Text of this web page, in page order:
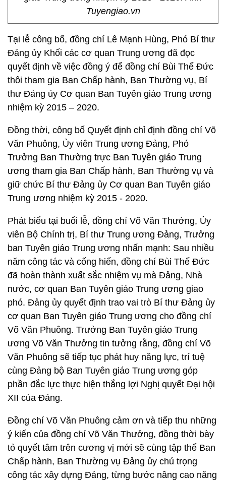
Tuyengiao.vn
Tại lễ công bố, đồng chí Lê Mạnh Hùng, Phó Bí thư
Đảng ủy Khối các cơ quan Trung ương đã đọc
quyết định về việc đồng ý để đồng chí Bùi Thế Đức
thôi tham gia Ban Chấp hành, Ban Thường vụ, Bí
thư Đảng ủy Cơ quan Ban Tuyên giáo Trung ương
nhiệm kỳ 2015 – 2020.
Đồng thời, công bố Quyết định chỉ định đồng chí Võ
Văn Phuông, Ủy viên Trung ương Đảng, Phó
Trưởng Ban Thường trực Ban Tuyên giáo Trung
ương tham gia Ban Chấp hành, Ban Thường vụ và
giữ chức Bí thư Đảng ủy Cơ quan Ban Tuyên giáo
Trung ương nhiệm kỳ 2015 - 2020.
Phát biểu tại buổi lễ, đồng chí Võ Văn Thưởng, Ủy
viên Bộ Chính trị, Bí thư Trung ương Đảng, Trưởng
ban Tuyên giáo Trung ương nhấn mạnh: Sau nhiều
năm công tác và cống hiến, đồng chí Bùi Thế Đức
đã hoàn thành xuất sắc nhiệm vụ mà Đảng, Nhà
nước, cơ quan Ban Tuyên giáo Trung ương giao
phó. Đảng ủy quyết định trao vai trò Bí thư Đảng ủy
cơ quan Ban Tuyên giáo Trung ương cho đồng chí
Võ Văn Phuông. Trưởng Ban Tuyên giáo Trung
ương Võ Văn Thưởng tin tưởng rằng, đồng chí Võ
Văn Phuông sẽ tiếp tục phát huy năng lực, trí tuệ
cùng Đảng bộ Ban Tuyên giáo Trung ương góp
phần đắc lực thực hiện thắng lợi Nghị quyết Đại hội
XII của Đảng.
Đồng chí Võ Văn Phuông cảm ơn và tiếp thu những
ý kiến của đồng chí Võ Văn Thưởng, đồng thời bày
tỏ quyết tâm trên cương vị mới sẽ cùng tập thể Ban
Chấp hành, Ban Thường vụ Đảng ủy chú trọng
công tác xây dựng Đảng, từng bước nâng cao năng